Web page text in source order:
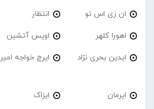
ان زی اس تو انتظار
اهورا کلهر اویس آتشین
ایدین بحری نژاد ایرج خواجه
ایرمان ایزاک